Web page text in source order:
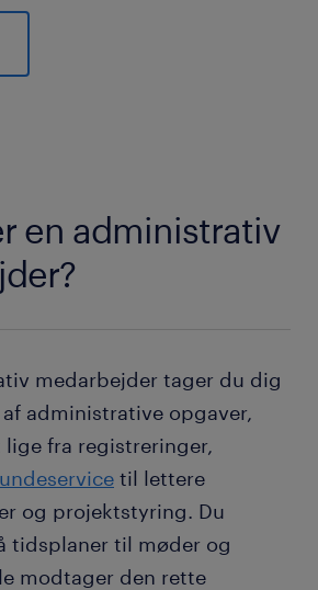
en administrativ
medarbejder tager du dig
administrative opgaver,
fra registreringer,
til lettere
og projektstyring. Du
tidsplaner til møder og
modtager den rette